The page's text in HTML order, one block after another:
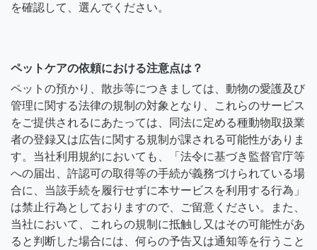
を確認して、選んでください。
ペットケアの依頼における注意点は？
ペットの預かり、散歩等につきましては、動物の愛護及び
管理に関する法律の規制の対象となり、これらのサービス
をご提供されるにあたっては、同法に定める種動物取扱業
者の登録又は広告に関する規制が課される可能性がありま
す。当社利用規約においても、「法令に基づき監督官庁等
への届出、許認可の取得等の手続が義務づけられている場
合に、当該手続を履行せずに本サービスを利用する行為」
は禁止行為としておりますので、ご留意ください。また、
当社において、これらの規制に抵触し又はその可能性があ
ると判断した場合には、何らの予告又は通知等を行うこと